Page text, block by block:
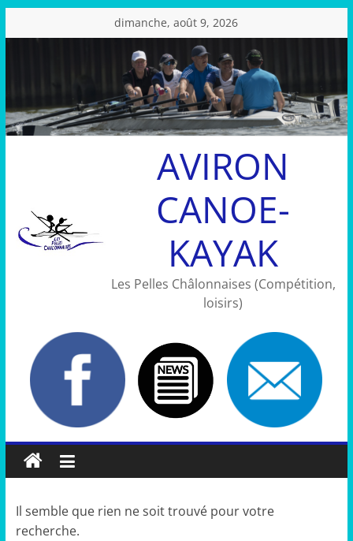
au
dimanche, août 9, 2026
AVIRON
CANOE-
KAYAK
Les Pelles Châlonnaises (Compétition,
loisirs)
Il semble que rien ne soit trouvé pour votre
recherche.